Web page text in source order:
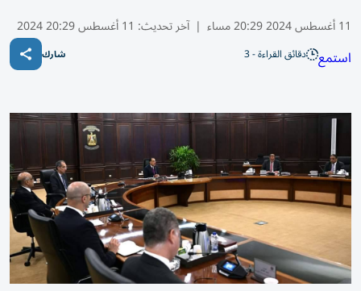
11 أغسطس 2024 20:29 مساء | آخر تحديث: 11 أغسطس 20:29 2024
استمع دقائق القراءة - 3 شارك